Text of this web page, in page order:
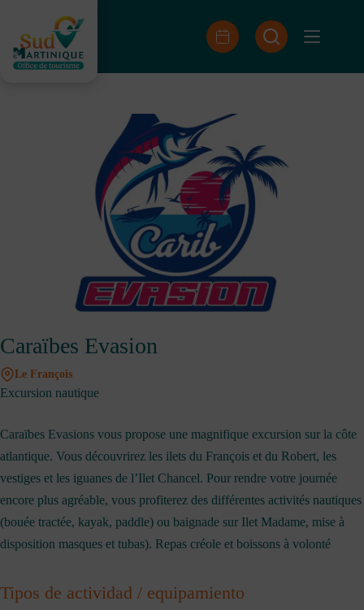
contenido
Caraïbes Evasion
Le François
Excursion nautique
Caraïbes Evasions vous propose une magnifique excursion sur la côte
atlantique. Vous découvrirez les ilets du François et du Robert, les
vestiges et les iguanes de l’Ilet Chancel. Pour rendre votre journée
encore plus agréable, vous profiterez des différentes activités nautiques
(bouée tractée, kayak, paddle) ou baignade sur Ilet Madame, mise à
disposition masques et tubas). Repas créole et boissons à volonté
Tipos de actividad / equipamiento